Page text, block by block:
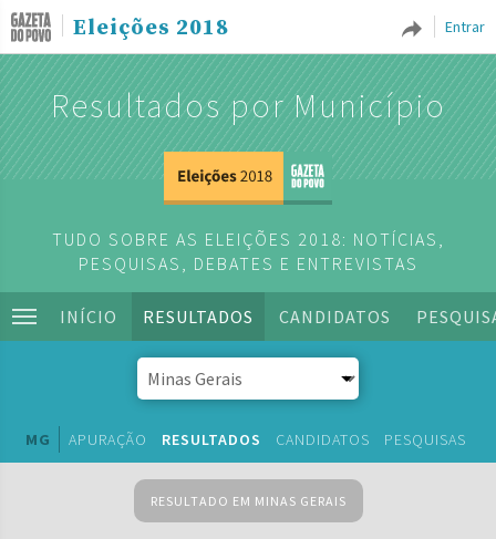
Entrar
Eleições 2018
Resultados por Município
TUDO SOBRE AS ELEIÇÕES 2018: NOTÍCIAS,
PESQUISAS, DEBATES E ENTREVISTAS
INÍCIO RESULTADOS CANDIDATOS
MG APURAÇÃO RESULTADOS CANDIDATOS PESQUISAS
RESULTADO EM MINAS GERAIS